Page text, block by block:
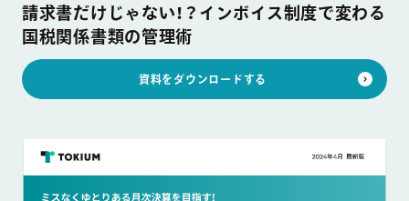
請求書だけじゃない！？インボイス制度で変わる
国税関係書類の管理術
資料をダウンロードする